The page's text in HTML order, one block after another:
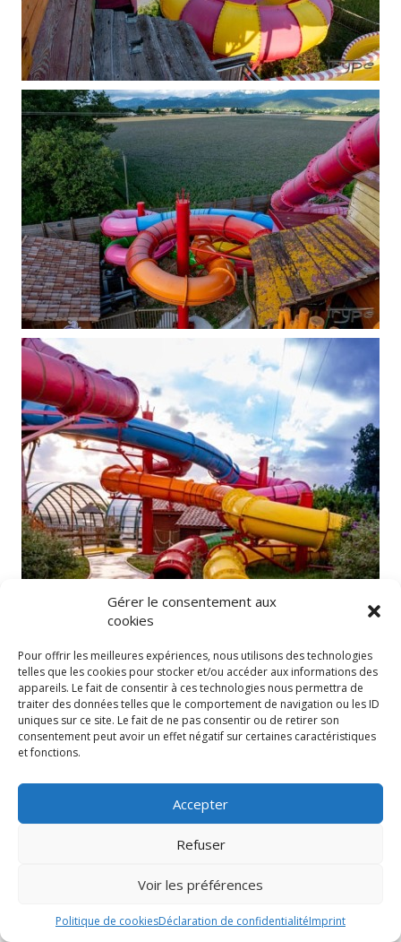
Gérer le consentement aux
cookies
Pour offrir les meilleures expériences, nous utilisons des technologies
telles que les cookies pour stocker et/ou accéder aux informations des
appareils. Le fait de consentir à ces technologies nous permettra de
traiter des données telles que le comportement de navigation ou les ID
uniques sur ce site. Le fait de ne pas consentir ou de retirer son
consentement peut avoir un effet négatif sur certaines caractéristiques
et fonctions.
Accepter
Refuser
Voir les préférences
Politique de cookiesDéclaration de confidentialitéImprint